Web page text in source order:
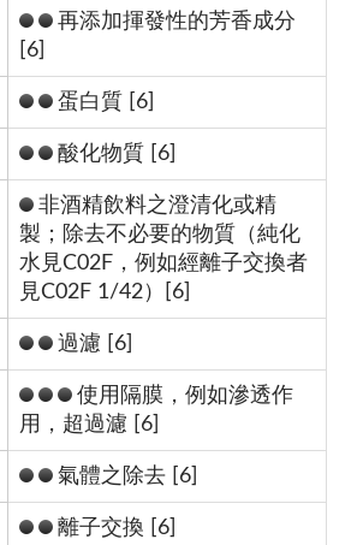
再添加揮發性的芳香成分
[6]
蛋白質 [6]
酸化物質 [6]
非酒精飲料之澄清化或精
製；除去不必要的物質（純化
水見C02F，例如經離子交換者
見C02F 1/42）[6]
過濾 [6]
使用隔膜，例如滲透作
用，超過濾 [6]
氣體之除去 [6]
離子交換 [6]